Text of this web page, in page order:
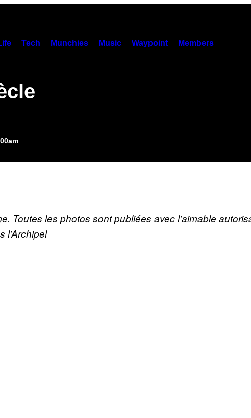
Tech Munchies Music Waypoint Members
Toutes les photos sont publiées avec l’aimable
l’Archipel